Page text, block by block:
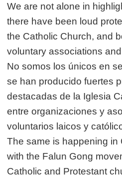
We are not alone in
there have been loud
the Catholic Church, and
voluntary associations
No somos los únicos en
se han producido fuertes
destacadas de la Iglesia
entre organizaciones y
voluntarios laicos y
The same is happening in
with the Falun Gong
Catholic and Protestant